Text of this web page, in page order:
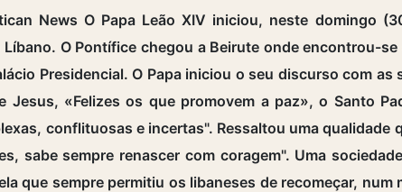
News O Papa Leão XIV iniciou, neste domingo
O Pontífice chegou a Beirute onde encontrou-
Presidencial. O Papa iniciou o seu discurso com
Jesus, «Felizes os que promovem a paz», o Santo
conflituosas e incertas". Ressaltou uma
sabe sempre renascer com coragem". Uma
que sempre permitiu os libaneses de recomeçar,